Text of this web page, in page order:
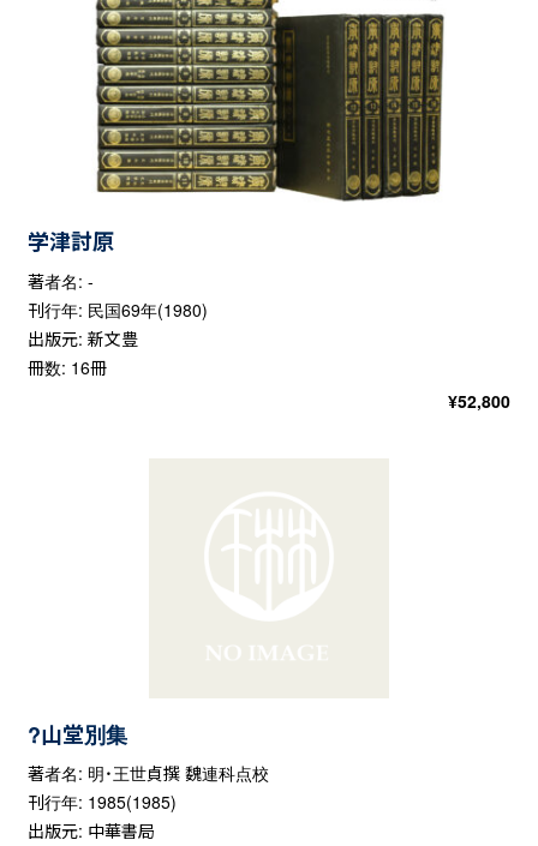
学津討原
著者名: -
刊行年: 民国69年(1980)
出版元: 新文豊
冊数: 16冊
¥52,800
?山堂別集
著者名: 明・王世貞撰 魏連科点校
刊行年: 1985(1985)
出版元: 中華書局